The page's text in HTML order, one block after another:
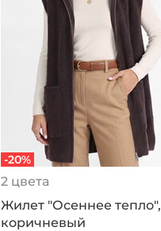
-20%
2 цвета
Жилет "Осеннее тепло",
коричневый